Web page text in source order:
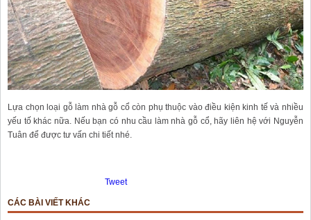
Lựa chọn loại gỗ làm nhà gỗ cổ còn phụ thuộc vào điều kiện kinh tế và nhiều
yếu tố khác nữa. Nếu bạn có nhu cầu làm nhà gỗ cổ, hãy liên hệ với Nguyễn
Tuân để được tư vấn chi tiết nhé.
Tweet
CÁC BÀI VIẾT KHÁC